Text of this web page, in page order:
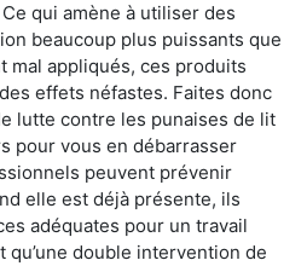
qui amène à utiliser des
beaucoup plus puissants que
mal appliqués, ces produits
effets néfastes. Faites donc
lutte contre les punaises de lit
pour vous en débarrasser
peuvent prévenir
elle est déjà présente, ils
adéquates pour un travail
double intervention de